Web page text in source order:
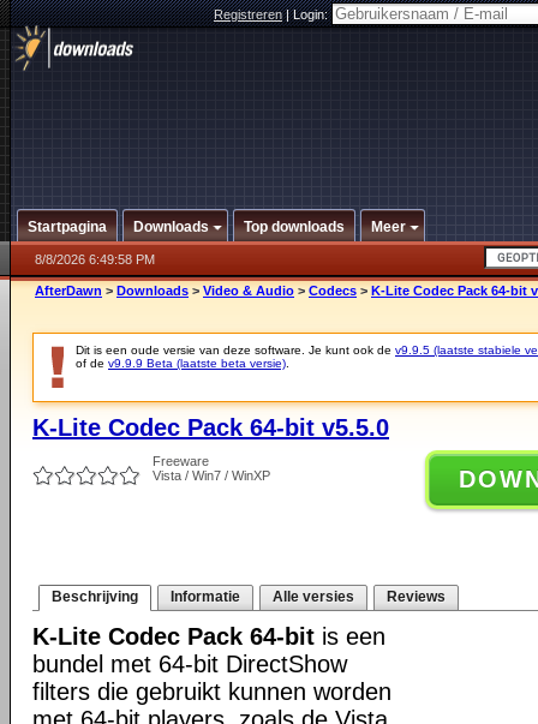
Registreren|Login:
Startpagina Downloads Top downloads Meer
8/8/2026 6:49:58 PM
AfterDawn > Downloads > Video & Audio > Codecs > K-Lite Codec Pack 64-bit
Dit is een oude versie van deze software. Je kunt ook de v9.9.5 (laatste stabiele
of de v9.9.9 Beta (laatste beta versie)
K-Lite Codec Pack 64-bit v5.5.0
Freeware
Vista / Win7 / WinXP
Beschrijving Informatie Alle versies Reviews
K-Lite Codec Pack 64-bit is een
bundel met 64-bit DirectShow
filters die gebruikt kunnen worden